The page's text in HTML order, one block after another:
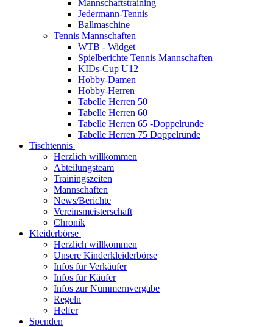
Mannschaftstraining
Jedermann-Tennis
Ballmaschine
Tennis Mannschaften
WTB - Widget
Spielberichte Tennis Mannschaften
KIDs-Cup U12
Hobby-Damen
Hobby-Herren
Tabelle Herren 50
Tabelle Herren 60
Tabelle Herren 65 -Doppelrunde
Tabelle Herren 75 Doppelrunde
Tischtennis
Herzlich willkommen
Abteilungsteam
Trainingszeiten
Mannschaften
News/Berichte
Vereinsmeisterschaft
Chronik
Kleiderbörse
Herzlich willkommen
Unsere Kinderkleiderbörse
Infos für Verkäufer
Infos für Käufer
Infos zur Nummernvergabe
Regeln
Helfer
Spenden